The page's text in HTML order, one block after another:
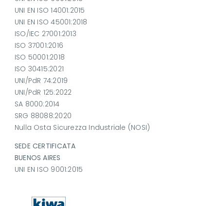
UNI EN ISO 14001:2015
UNI EN ISO 45001:2018
ISO/IEC 27001:2013
ISO 37001:2016
ISO 50001:2018
ISO 30415:2021
UNI/PdR 74:2019
UNI/PdR 125:2022
SA 8000:2014
SRG 88088:2020
Nulla Osta Sicurezza Industriale (NOSI)
SEDE CERTIFICATA
BUENOS AIRES
UNI EN ISO 9001:2015